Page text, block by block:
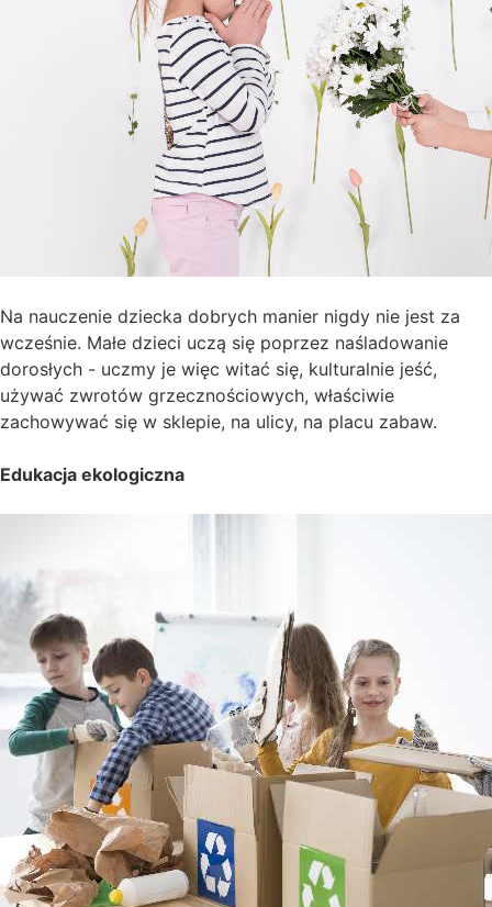
Na nauczenie dziecka dobrych manier nigdy nie jest za
wcześnie. Małe dzieci uczą się poprzez naśladowanie
dorosłych - uczmy je więc witać się, kulturalnie jeść,
używać zwrotów grzecznościowych, właściwie
zachowywać się w sklepie, na ulicy, na placu zabaw.
Edukacja ekologiczna